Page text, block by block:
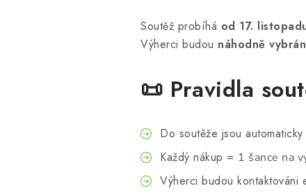
Soutěž probíhá od 17.
Výherci budou náhodně
📜 Pravidla
Do soutěže jsou
Každý nákup = 1 šance na
Výherci budou kontaktováni